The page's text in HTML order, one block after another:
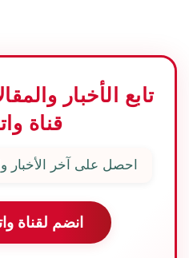
تابع الأخبار
قناة
احصل على آخر الأخبار
انضم لقناة